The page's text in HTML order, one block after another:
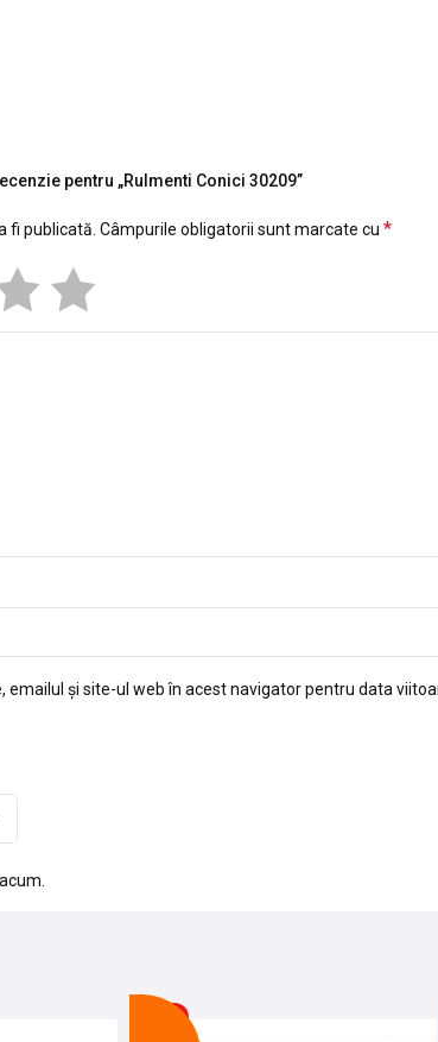
pentru „Rulmenti Conici 30209”
fi publicată. Câmpurile obligatorii sunt marcate cu *
emailul și site-ul web în acest navigator pentru data